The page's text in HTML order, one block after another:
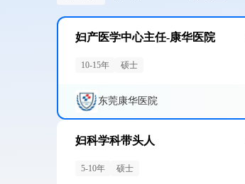
妇产医学中心主任-康华医院
10-15年 硕士
东莞康华医院
妇科学科带头人
5-10年 硕士